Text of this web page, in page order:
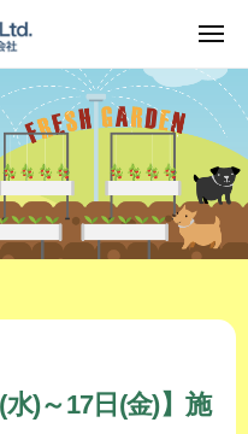
メ
ュ
ー
水)～17日(金)】施